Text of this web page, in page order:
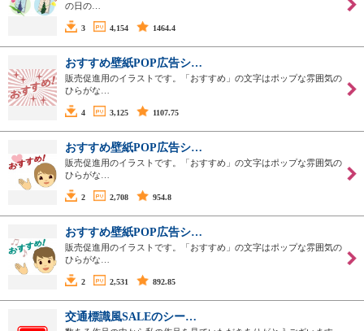
の日の…
3 4,154 1464.4
おすすめ壁紙POP広告シ…
販売促進用のイラストです。「おすすめ」の文字はポップな雰囲気の
ひらがな…
4 3,125 1107.75
おすすめ壁紙POP広告シ…
販売促進用のイラストです。「おすすめ」の文字はポップな雰囲気の
ひらがな…
2 2,708 954.8
おすすめ壁紙POP広告シ…
販売促進用のイラストです。「おすすめ」の文字はポップな雰囲気の
ひらがな…
2 2,531 892.85
交通標識風SALEのシー…